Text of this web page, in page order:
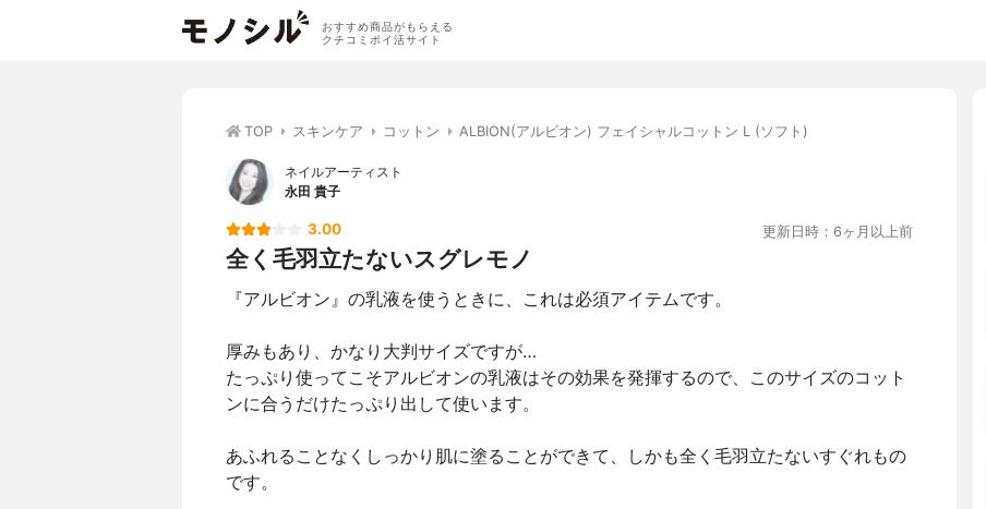
おすすめ商品がもらえる
クチコミポイ活サイト
TOP スキンケア コットン ALBION(アルビオン) フェイシャルコットン L (ソフト)
ネイルアーティスト
永田 貴子
3.00 更新日時：6ヶ月以上前
全く毛羽立たないスグレモノ
『アルビオン』の乳液を使うときに、これは必須アイテムです。
厚みもあり、かなり大判サイズですが…
たっぷり使ってこそアルビオンの乳液はその効果を発揮するので、このサイズのコット
ンに合うだけたっぷり出して使います。
あふれることなくしっかり肌に塗ることができて、しかも全く毛羽立たないすぐれもの
です。